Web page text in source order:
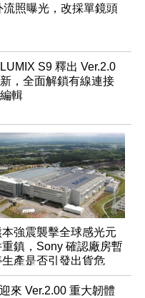
流照曝光，改採單鏡頭
S9 釋出 Ver.2.0
，全面解鎖有線連接
輯
本強震襲擊全球感光元
重鎮，Sony 確認廠房暫
生產是否引發出貨危
？
來 Ver.2.00 重大韌體